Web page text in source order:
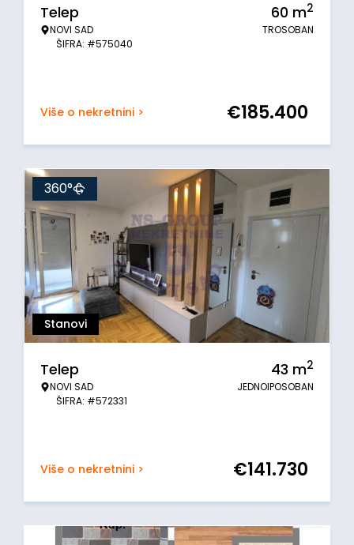
Telep
NOVI SAD
ŠIFRA: #575040
60 m2
TROSOBAN
Više o nekretnini > €185.400
Stanovi
360°
Telep
NOVI SAD
ŠIFRA: #572331
43 m2
JEDNOIPOSOBAN
Više o nekretnini > €141.730